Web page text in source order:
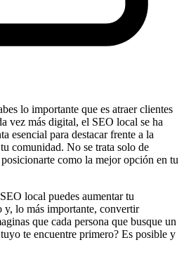
lo importante que es atraer clientes
vez más digital, el SEO local se ha
esencial para destacar frente a la
comunidad. No se trata solo de
como la mejor opción en tu
local puedes aumentar tu
lo más importante, convertir
que cada persona que busque un
te encuentre primero? Es posible y